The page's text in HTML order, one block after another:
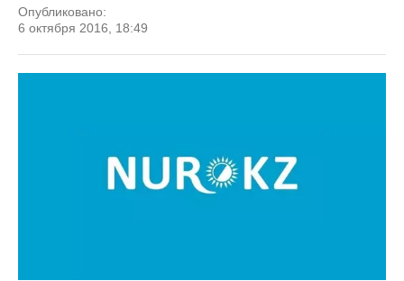
Опубликовано:
6 октября 2016, 18:49